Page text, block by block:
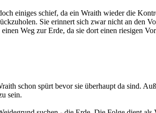
einiges schief, da ein Wraith wieder die
Sie erinnert sich zwar nicht an den
Weg zur Erde, da sie dort einen riesigen
schon spürt bevor sie überhaupt da sind.
sein.